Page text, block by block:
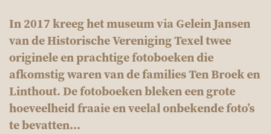
In 2017 kreeg het museum via Gelein Jansen
van de Historische Vereniging Texel twee
originele en prachtige fotoboeken die
afkomstig waren van de families Ten Broek en
Linthout. De fotoboeken bleken een grote
hoeveelheid fraaie en veelal onbekende foto’s
te bevatten...